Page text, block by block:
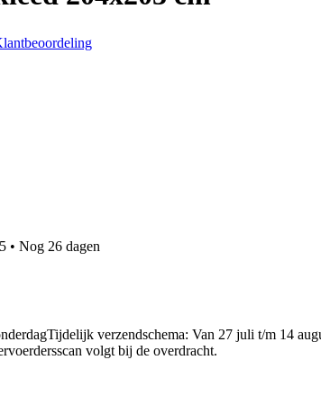
• Nog 26 dagen
Tijdelijk verzendschema: Van 27 juli t/m 14
volgt bij de overdracht.